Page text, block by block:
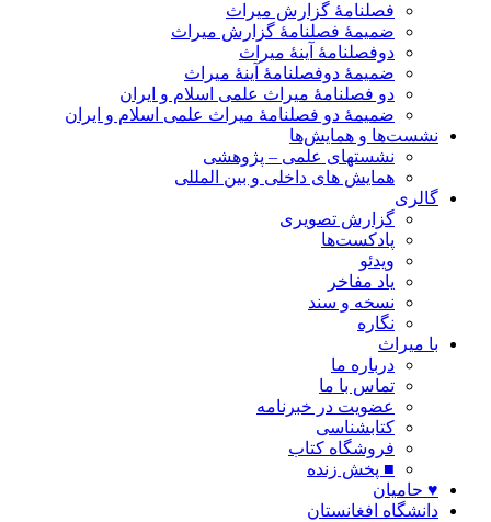
فصلنامۀ گزارش میراث
ضمیمۀ فصلنامۀ گزارش میراث
دوفصلنامۀ آینۀ میراث
ضمیمۀ دوفصلنامۀ آینۀ میراث
دو فصلنامۀ میراث علمی اسلام و ایران
ضمیمۀ دو فصلنامۀ میراث علمی اسلام و ایران
نشست‌ها و همایش‌ها
نشستهای علمی – پژوهشی
همایش های داخلی و بین المللی
گالری
گزارش تصویری
پادکست‌ها
ویدئو
یاد مفاخر
نسخه و سند
نگاره
با میراث
درباره ما
تماس با ما
عضویت در خبرنامه
کتابشناسی
فروشگاه کتاب
■ پخش زنده
♥ حامیان
دانشگاه افغانستان